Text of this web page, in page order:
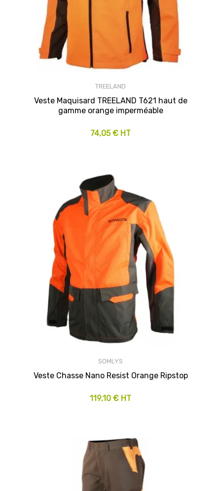
TREELAND
Veste Maquisard TREELAND T621 haut de
gamme orange imperméable
74,05 € HT
SOMLYS
Veste Chasse Nano Resist Orange Ripstop
119,10 € HT